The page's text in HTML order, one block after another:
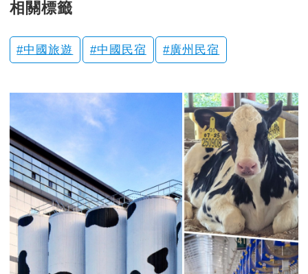
相關標籤
中國旅遊 中國民宿 廣州民宿